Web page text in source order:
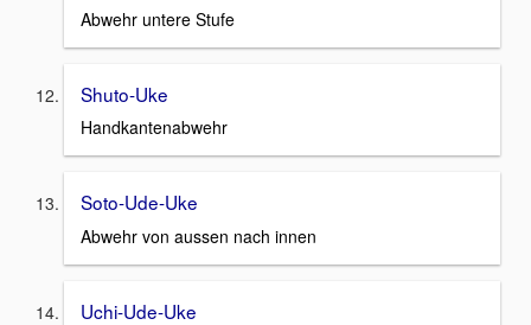
Abwehr untere Stufe
Shuto-Uke
Handkantenabwehr
Soto-Ude-Uke
Abwehr von aussen nach innen
Uchi-Ude-Uke